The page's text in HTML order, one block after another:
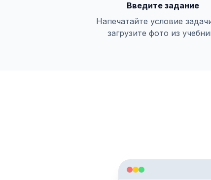
Введите задание
Напечатайте условие
загрузите фото из